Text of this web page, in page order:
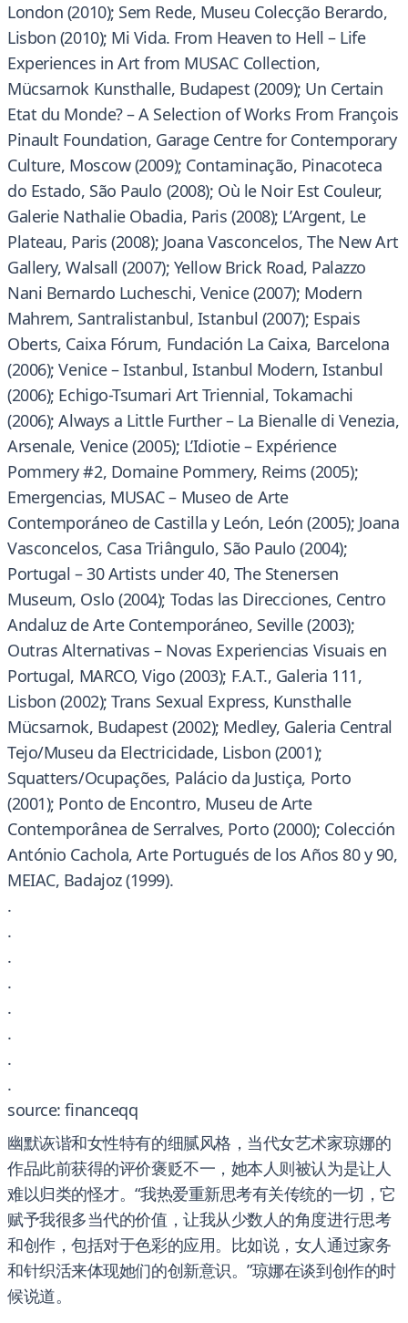
London (2010); Sem Rede, Museu Colecção Berardo,
Lisbon (2010); Mi Vida. From Heaven to Hell – Life
Experiences in Art from MUSAC Collection,
Mücsarnok Kunsthalle, Budapest (2009); Un Certain
Etat du Monde? – A Selection of Works From François
Pinault Foundation, Garage Centre for Contemporary
Culture, Moscow (2009); Contaminação, Pinacoteca
do Estado, São Paulo (2008); Où le Noir Est Couleur,
Galerie Nathalie Obadia, Paris (2008); L’Argent, Le
Plateau, Paris (2008); Joana Vasconcelos, The New Art
Gallery, Walsall (2007); Yellow Brick Road, Palazzo
Nani Bernardo Lucheschi, Venice (2007); Modern
Mahrem, Santralistanbul, Istanbul (2007); Espais
Oberts, Caixa Fórum, Fundación La Caixa, Barcelona
(2006); Venice – Istanbul, Istanbul Modern, Istanbul
(2006); Echigo-Tsumari Art Triennial, Tokamachi
(2006); Always a Little Further – La Bienalle di Venezia,
Arsenale, Venice (2005); L’Idiotie – Expérience
Pommery #2, Domaine Pommery, Reims (2005);
Emergencias, MUSAC – Museo de Arte
Contemporáneo de Castilla y León, León (2005); Joana
Vasconcelos, Casa Triângulo, São Paulo (2004);
Portugal – 30 Artists under 40, The Stenersen
Museum, Oslo (2004); Todas las Direcciones, Centro
Andaluz de Arte Contemporáneo, Seville (2003);
Outras Alternativas – Novas Experiencias Visuais en
Portugal, MARCO, Vigo (2003); F.A.T., Galeria 111,
Lisbon (2002); Trans Sexual Express, Kunsthalle
Mücsarnok, Budapest (2002); Medley, Galeria Central
Tejo/Museu da Electricidade, Lisbon (2001);
Squatters/Ocupações, Palácio da Justiça, Porto
(2001); Ponto de Encontro, Museu de Arte
Contemporânea de Serralves, Porto (2000); Colección
António Cachola, Arte Portugués de los Años 80 y 90,
MEIAC, Badajoz (1999).
.
.
.
.
.
.
.
.
source: financeqq
幽默诙谐和女性特有的细腻风格，当代女艺术家琼娜的
作品此前获得的评价褒贬不一，她本人则被认为是让人
难以归类的怪才。“我热爱重新思考有关传统的一切，它
赋予我很多当代的价值，让我从少数人的角度进行思考
和创作，包括对于色彩的应用。比如说，女人通过家务
和针织活来体现她们的创新意识。”琼娜在谈到创作的时
候说道。